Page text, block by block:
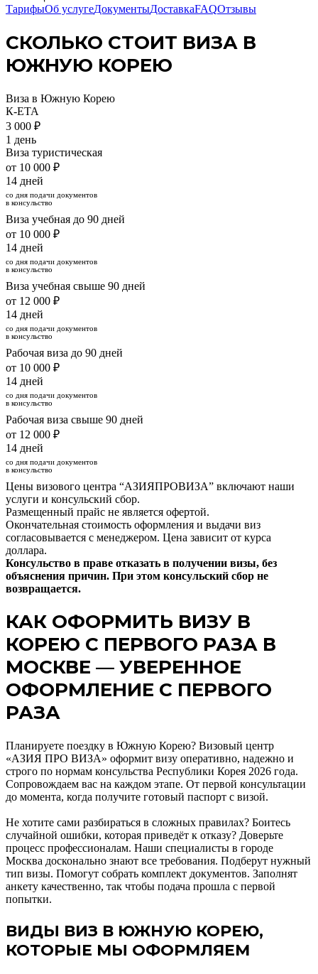
ТарифыОб услугеДокументыДоставкаFAQОтзывы
СКОЛЬКО СТОИТ ВИЗА В
ЮЖНУЮ КОРЕЮ
Виза в Южную Корею
К-ETA
3 000 ₽
1 день
Виза туристическая
от 10 000 ₽
14 дней
со дня подачи документов
в консульство
Виза учебная до 90 дней
от 10 000 ₽
14 дней
со дня подачи документов
в консульство
Виза учебная свыше 90 дней
от 12 000 ₽
14 дней
со дня подачи документов
в консульство
Рабочая виза до 90 дней
от 10 000 ₽
14 дней
со дня подачи документов
в консульство
Рабочая виза свыше 90 дней
от 12 000 ₽
14 дней
со дня подачи документов
в консульство
Цены визового центра “АЗИЯПРОВИЗА” включают наши
услуги и консульский сбор.
Размещенный прайс не является офертой.
Окончательная стоимость оформления и выдачи виз
согласовывается с менеджером. Цена зависит от курса
доллара.
Консульство в праве отказать в получении визы, без
объяснения причин. При этом консульский сбор не
возвращается.
КАК ОФОРМИТЬ ВИЗУ В
КОРЕЮ С ПЕРВОГО РАЗА В
МОСКВЕ — УВЕРЕННОЕ
ОФОРМЛЕНИЕ С ПЕРВОГО
РАЗА
Планируете поездку в Южную Корею? Визовый центр
«АЗИЯ ПРО ВИЗА» оформит визу оперативно, надежно и
строго по нормам консульства Республики Корея 2026 года.
Сопровождаем вас на каждом этапе. От первой консультации
до момента, когда получите готовый паспорт с визой.
Не хотите сами разбираться в сложных правилах? Боитесь
случайной ошибки, которая приведёт к отказу? Доверьте
процесс профессионалам. Наши специалисты в городе
Москва досконально знают все требования. Подберут нужный
тип визы. Помогут собрать комплект документов. Заполнят
анкету качественно, так чтобы подача прошла с первой
попытки.
ВИДЫ ВИЗ В ЮЖНУЮ КОРЕЮ,
КОТОРЫЕ МЫ ОФОРМЛЯЕМ